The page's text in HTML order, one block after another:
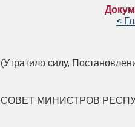
<
(Утратило силу,
СОВЕТ МИНИСТРОВ